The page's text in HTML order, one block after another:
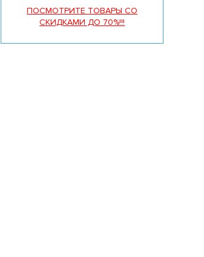
ПОСМОТРИТЕ ТОВАРЫ СО
СКИДКАМИ ДО 70%!!!